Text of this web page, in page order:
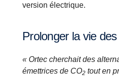
version électrique.
Prolonger la vie
« Ortec cherchait des
émettrices de CO2 tout en